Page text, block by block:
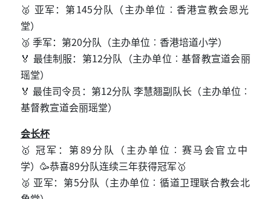
🥈 亚军：第145分队（主办单位︰香港宣教会恩光
堂）
🥉 季军：第20分队（主办单位︰香港培道小学）
🏅 最佳制服：第12分队（主办单位︰基督教宣道会丽
瑶堂）
🏅 最佳司令员：第12分队 李慧翘副队长（主办单位︰
基督教宣道会丽瑶堂）
会长杯
🥇 冠军：第89 分队（主办单位︰赛马会官立中
学） 🥳恭喜89分队连续三年获得冠军 🥇
🥈 亚军：第5分队（主办单位︰循道卫理联合教会北